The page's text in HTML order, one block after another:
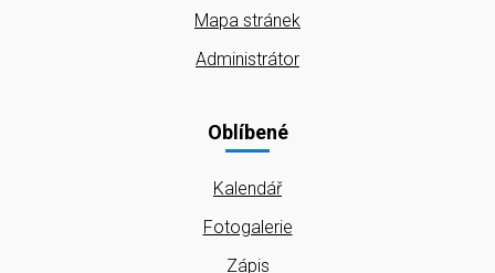
Mapa stránek
Administrátor
Oblíbené
Kalendář
Fotogalerie
Zápis